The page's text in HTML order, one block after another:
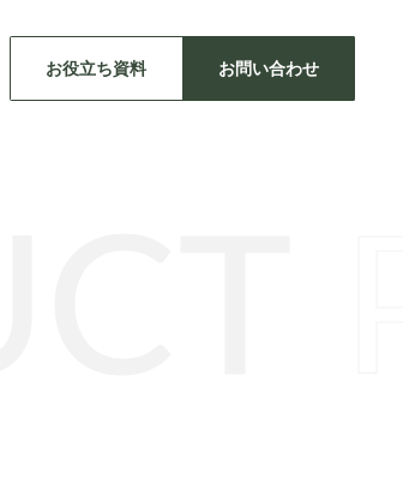
お役立ち資料 お問い合わせ